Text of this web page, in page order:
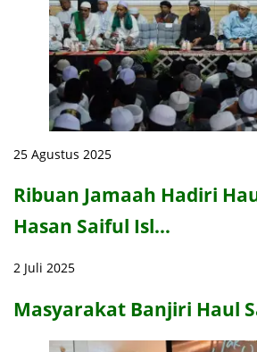
25 Agustus 2025
Ribuan Jamaah Hadiri
Hasan Saiful Isl…
2 Juli 2025
Masyarakat Banjiri Haul